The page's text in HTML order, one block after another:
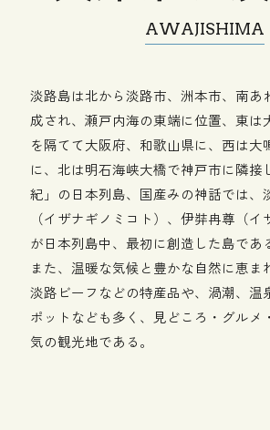
AWAJISHIMA
淡路島は北から淡路市、洲本市、南あ
成され、瀬戸内海の東端に位置、東は
を隔てて大阪府、和歌山県に、西は大
に、北は明石海峡大橋で神戸市に隣接
紀」の日本列島、国産みの神話では、
（イザナギノミコト）、伊弉冉尊（イ
が日本列島中、最初に創造した島であ
また、温暖な気候と豊かな自然に恵ま
淡路ビーフなどの特産品や、渦潮、温
ポットなども多く、見どころ・グルメ
気の観光地である。